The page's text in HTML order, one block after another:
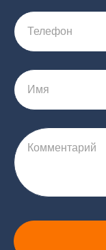
Телефон
Имя
Комментарий